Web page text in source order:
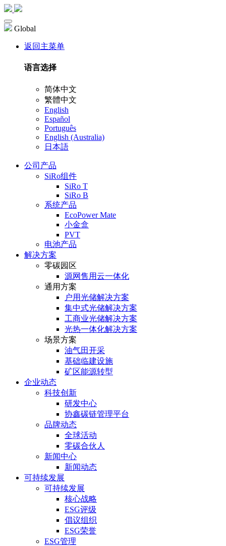
Global
返回主菜单
语言选择
简体中文
繁體中文
English
Español
Português
English (Australia)
日本語
公司产品
SiRo组件
SiRo T
SiRo B
系统产品
EcoPower Mate
小金盒
PVT
电池产品
解决方案
零碳园区
源网售用云一体化
通用方案
户⽤光储解决⽅案
集中式光储解决⽅案
⼯商业光储解决⽅案
光热⼀体化解决⽅案
场景方案
油气田开采
基础临建设施
矿区能源转型
企业动态
科技创新
研发中心
协鑫碳链管理平台
品牌动态
全球活动
零碳合伙人
新闻中心
新闻动态
可持续发展
可持续发展
核心战略
ESG评级
倡议组织
ESG荣誉
ESG管理